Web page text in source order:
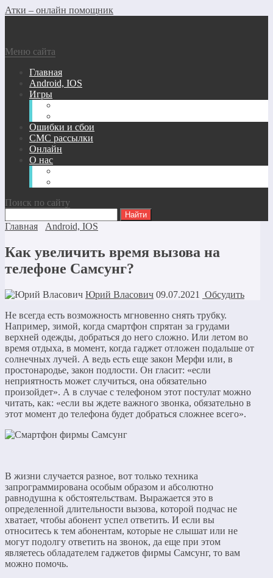
Атки – онлайн помощник
Меню сайта
Главная
Android, IOS
Игры
Ошибки и сбои
СМС рассылки
Онлайн
О нас
Поиск по сайту
Главная Android, IOS
Как увеличить время вызова на
телефоне Самсунг?
Юрий Власович 09.07.2021
Обсудить
Не всегда есть возможность мгновенно снять трубку.
Например, зимой, когда смартфон спрятан за грудами
верхней одежды, добраться до него сложно. Или летом во
время отдыха, в момент, когда гаджет отложен подальше от
солнечных лучей. А ведь есть еще закон Мерфи или, в
простонародье, закон подлости. Он гласит: «если
неприятность может случиться, она обязательно
произойдет». А в случае с телефоном этот постулат можно
читать, как: «если вы ждете важного звонка, обязательно в
этот момент до телефона будет добраться сложнее всего».
В жизни случается разное, вот только техника
запрограммирована особым образом и абсолютно
равнодушна к обстоятельствам. Выражается это в
определенной длительности вызова, которой подчас не
хватает, чтобы абонент успел ответить. И если вы
относитесь к тем абонентам, которые не слышат или не
могут подолгу ответить на звонок, да еще при этом
являетесь обладателем гаджетов фирмы Самсунг, то вам
можно помочь.